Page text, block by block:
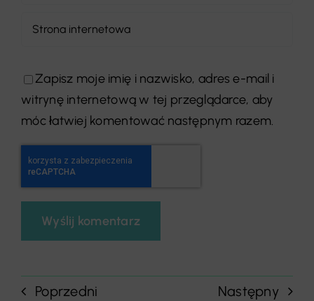
Zapisz moje imię i nazwisko, adres e-mail i
witrynę internetową w tej przeglądarce, aby
móc łatwiej komentować następnym razem.
Poprzedni Następny